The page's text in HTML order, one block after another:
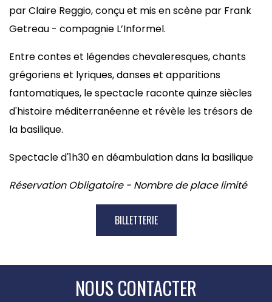
par Claire Reggio, conçu et mis en scène par Frank
Getreau - compagnie L’Informel.
Entre contes et légendes chevaleresques, chants
grégoriens et lyriques, danses et apparitions
fantomatiques, le spectacle raconte quinze siècles
d'histoire méditerranéenne et révèle les trésors de
la basilique.
Spectacle d'1h30 en déambulation dans la basilique
Réservation Obligatoire - Nombre de place limité
BILLETTERIE
NOUS CONTACTER